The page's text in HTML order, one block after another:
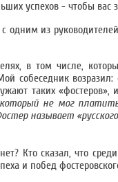
успехов - чтобы вас
одним из
в том числе,
собеседник
таких «фостеров»,
не мог
называет
Кто сказал, что
и побед